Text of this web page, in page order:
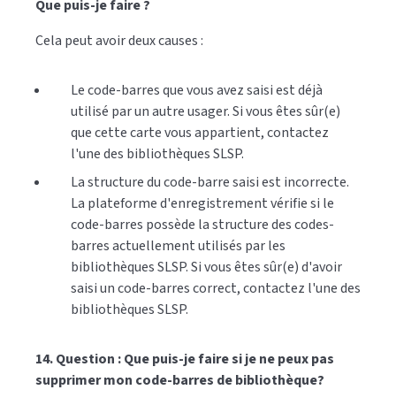
Que puis-je faire ?
Cela peut avoir deux causes :
Le code-barres que vous avez saisi est déjà
utilisé par un autre usager. Si vous êtes sûr(e)
que cette carte vous appartient, contactez
l'une des bibliothèques SLSP.
La structure du code-barre saisi est incorrecte.
La plateforme d'enregistrement vérifie si le
code-barres possède la structure des codes-
barres actuellement utilisés par les
bibliothèques SLSP. Si vous êtes sûr(e) d'avoir
saisi un code-barres correct, contactez l'une des
bibliothèques SLSP.
14. Question : Que puis-je faire si je ne peux pas
supprimer mon code-barres de bibliothèque?